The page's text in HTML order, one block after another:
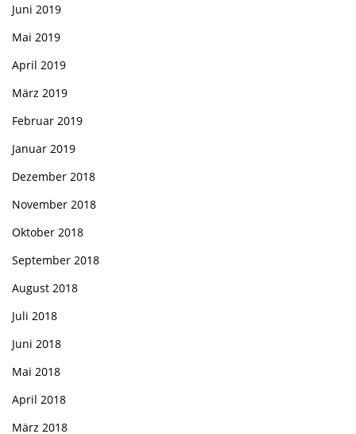
Juni 2019
Mai 2019
April 2019
März 2019
Februar 2019
Januar 2019
Dezember 2018
November 2018
Oktober 2018
September 2018
August 2018
Juli 2018
Juni 2018
Mai 2018
April 2018
März 2018